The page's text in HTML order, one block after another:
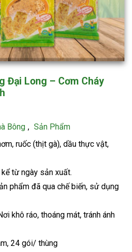
Đại Long – Cơm Cháy
Bông , Sản Phẩm
ruốc (thịt gà), dầu thực vật,
từ ngày sản xuất.
phẩm đã qua chế biến, sử dụng
khô ráo, thoáng mát, tránh ánh
24 gói/ thùng